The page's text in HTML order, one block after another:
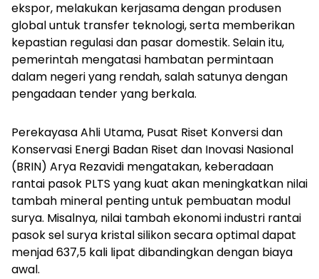
ekspor, melakukan kerjasama dengan produsen
global untuk transfer teknologi, serta memberikan
kepastian regulasi dan pasar domestik. Selain itu,
pemerintah mengatasi hambatan permintaan
dalam negeri yang rendah, salah satunya dengan
pengadaan tender yang berkala.
Perekayasa Ahli Utama, Pusat Riset Konversi dan
Konservasi Energi Badan Riset dan Inovasi Nasional
(BRIN) Arya Rezavidi mengatakan, keberadaan
rantai pasok PLTS yang kuat akan meningkatkan nilai
tambah mineral penting untuk pembuatan modul
surya. Misalnya, nilai tambah ekonomi industri rantai
pasok sel surya kristal silikon secara optimal dapat
menjad 637,5 kali lipat dibandingkan dengan biaya
awal.